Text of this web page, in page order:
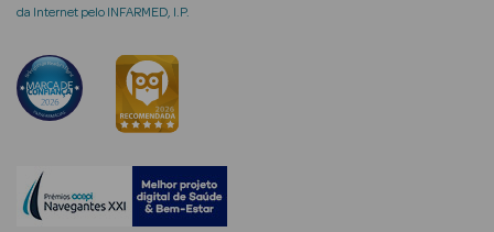
Máscaras
Faciais
Esfoliantes
da Internet pelo INFARMED, I.P.